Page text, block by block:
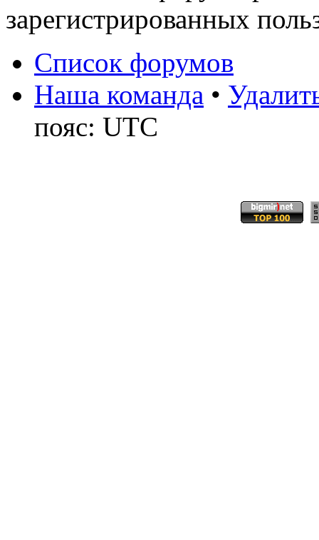
зарегистрированных
Список форумов
Наша команда •
пояс: UTC